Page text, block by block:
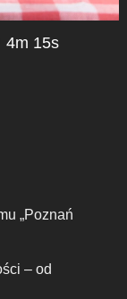
4m 15s
„Poznań
– od